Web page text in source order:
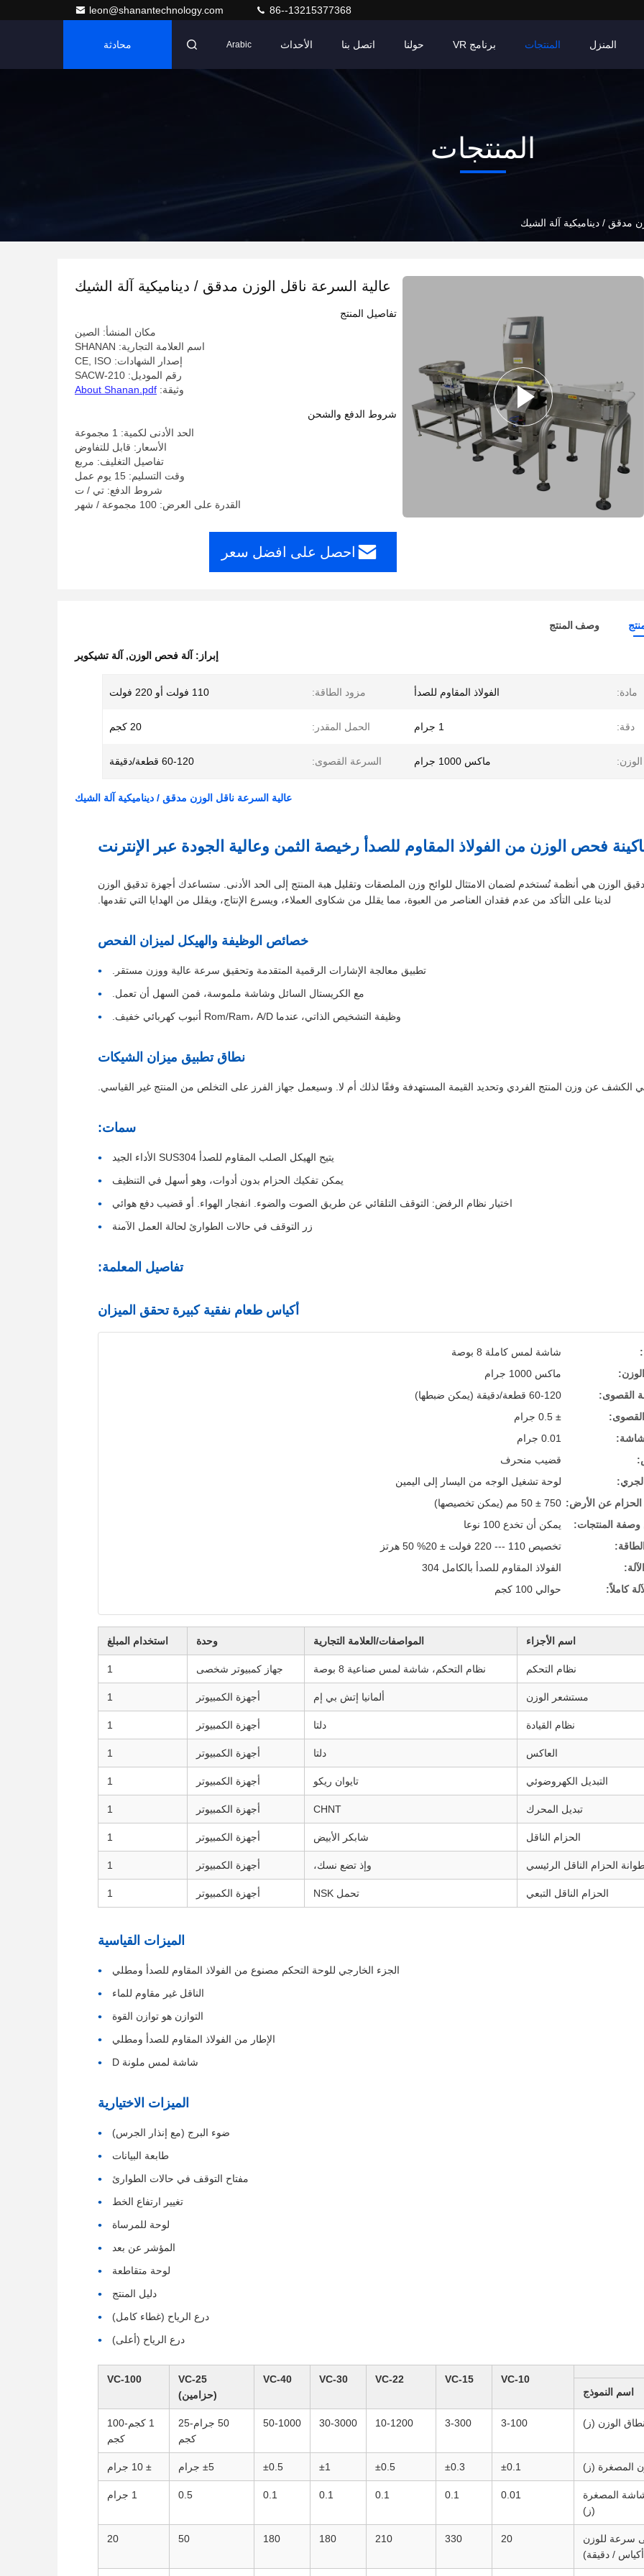
leon@shanantechnology.com 86--13215377368
المنزل المنتجات برنامج VR حولنا اتصل بنا الأحداث Arabic محادثة
المنتجات
مدقق / ديناميكية آلة الشيك
عالية السرعة ناقل الوزن مدقق / ديناميكية آلة الشيك
تفاصيل المنتج
مكان المنشأ: الصين
اسم العلامة التجارية: SHANAN
إصدار الشهادات: CE, ISO
رقم الموديل: SACW-210
وثيقة: About Shanan.pdf
شروط الدفع والشحن
الحد الأدنى لكمية: 1 مجموعة
الأسعار: قابل للتفاوض
تفاصيل التغليف: مربع
وقت التسليم: 15 يوم عمل
شروط الدفع: تي / ت
القدرة على العرض: 100 مجموعة / شهر
احصل على افضل سعر
وصف المنتج
إبراز: آلة فحص الوزن, آلة تشيكوير
مادة: الفولاذ المقاوم للصدأ مزود الطاقة: 110 فولت أو 220 فولت
دقة: 1 جرام الحمل المقدر: 20 كجم
ماكس 1000 جرام السرعة القصوى: 60-120 قطعة/دقيقة
عالية السرعة ناقل الوزن مدقق / ديناميكية آلة الشيك
فحص الوزن من الفولاذ المقاوم للصدأ رخيصة الثمن وعالية الجودة عبر الإنترنت
الوزن هي أنظمة تُستخدم لضمان الامتثال للوائح وزن الملصقات وتقليل هبة المنتج إلى الحد الأدنى. ستساعدك أجهزة تدقيق الوزن
لدينا على التأكد من عدم فقدان العناصر من العبوة، مما يقلل من شكاوى العملاء، ويسرع الإنتاج، ويقلل من الهدايا التي تقدمها.
خصائص الوظيفة والهيكل لميزان الفحص
تطبيق معالجة الإشارات الرقمية المتقدمة وتحقيق سرعة عالية ووزن مستقر.
مع الكريستال السائل وشاشة ملموسة، فمن السهل أن تعمل.
وظيفة التشخيص الذاتي، عندما Rom/Ram، A/D أنبوب كهربائي خفيف.
نطاق تطبيق ميزان الشيكات
الكشف عن وزن المنتج الفردي وتحديد القيمة المستهدفة وفقًا لذلك أم لا. وسيعمل جهاز الفرز على التخلص من المنتج غير القياسي.
سمات:
يتيح الهيكل الصلب المقاوم للصدأ SUS304 الأداء الجيد
يمكن تفكيك الحزام بدون أدوات، وهو أسهل في التنظيف
اختيار نظام الرفض: التوقف التلقائي عن طريق الصوت والضوء. انفجار الهواء. أو قضيب دفع هوائي
زر التوقف في حالات الطوارئ لحالة العمل الآمنة
تفاصيل المعلمة:
أكياس طعام نفقية كبيرة تحقق الميزان
شاشة لمس كاملة 8 بوصة
ماكس 1000 جرام
القصوى:
60-120 قطعة/دقيقة (يمكن ضبطها)
القصوى:
± 0.5 جرام
0.01 جرام
قضيب منحرف
لوحة تشغيل الوجه من اليسار إلى اليمين
الحزام عن الأرض: 750 ± 50 مم (يمكن تخصيصها)
وصفة المنتجات:
يمكن أن تخدع 100 نوعا
تخصيص 110 --- 220 فولت ± 20% 50 هرتز
الفولاذ المقاوم للصدأ بالكامل 304
كاملاً:
حوالي 100 كجم
اسم الأجزاء المواصفات/العلامة التجارية وحدة استخدام المبلغ
نظام التحكم نظام التحكم، شاشة لمس صناعية 8 بوصة جهاز كمبيوتر شخصى 1
مستشعر الوزن ألمانيا إتش بي إم أجهزة الكمبيوتر 1
نظام القيادة دلتا أجهزة الكمبيوتر 1
العاكس دلتا أجهزة الكمبيوتر 1
التبديل الكهروضوئي تايوان ريكو أجهزة الكمبيوتر 1
تبديل المحرك CHNT أجهزة الكمبيوتر 1
الحزام الناقل شابكر الأبيض أجهزة الكمبيوتر 1
الحزام الناقل الرئيسي وإذ تضع نسك، أجهزة الكمبيوتر 1
الحزام الناقل التبعي تحمل NSK أجهزة الكمبيوتر 1
الميزات القياسية
الجزء الخارجي للوحة التحكم مصنوع من الفولاذ المقاوم للصدأ ومطلي
الناقل غير مقاوم للماء
التوازن هو توازن القوة
الإطار من الفولاذ المقاوم للصدأ ومطلي
شاشة لمس ملونة D
الميزات الاختيارية
ضوء البرج (مع إنذار الجرس)
طابعة البيانات
مفتاح التوقف في حالات الطوارئ
تغيير ارتفاع الخط
لوحة للمرساة
المؤشر عن بعد
لوحة متقاطعة
دليل المنتج
درع الرياح (غطاء كامل)
درع الرياح (أعلى)
VC-10
VC-15
VC-22
VC-30
VC-40
VC-25
(حزامين)
VC-100
اسم النموذج
نطاق الوزن (ز) 3-100
3-300
10-1200
30-3000
50-1000
50 جرام-25
كجم
1 كجم-100
كجم
المصغرة (ز) ±0.1
±0.3
±0.5
±1
±0.5 ±5 جرام ± 10 جرام
المصغرة
(ز)
0.01
0.1
0.1
0.1
0.1
0.5 1 جرام
سرعة للوزن
/ دقيقة)
20
330
210
180
180
50
20